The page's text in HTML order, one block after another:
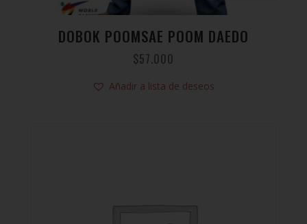
DOBOK POOMSAE POOM DAEDO
$57.000
Añadir a lista de deseos